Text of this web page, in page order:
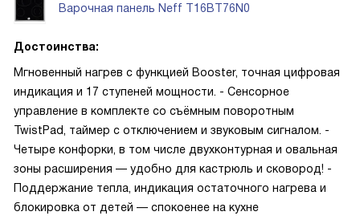
Варочная панель Neff T16BT76N0
Достоинства:
Мгновенный нагрев с функцией Booster, точная цифровая
индикация и 17 ступеней мощности. - Сенсорное
управление в комплекте со съёмным поворотным
TwistPad, таймер с отключением и звуковым сигналом. -
Четыре конфорки, в том числе двухконтурная и овальная
зоны расширения — удобно для кастрюль и сковород! -
Поддержание тепла, индикация остаточного нагрева и
блокировка от детей — спокоенее на кухне